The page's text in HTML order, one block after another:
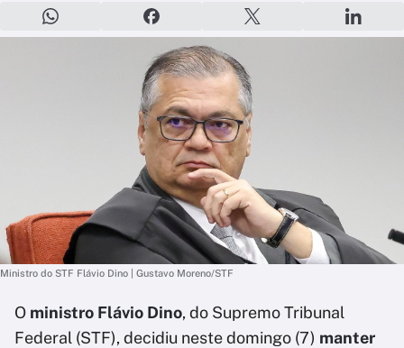
Ministro do STF Flávio Dino | Gustavo Moreno/STF
O ministro Flávio Dino, do Supremo Tribunal
Federal (STF), decidiu neste domingo (7) manter